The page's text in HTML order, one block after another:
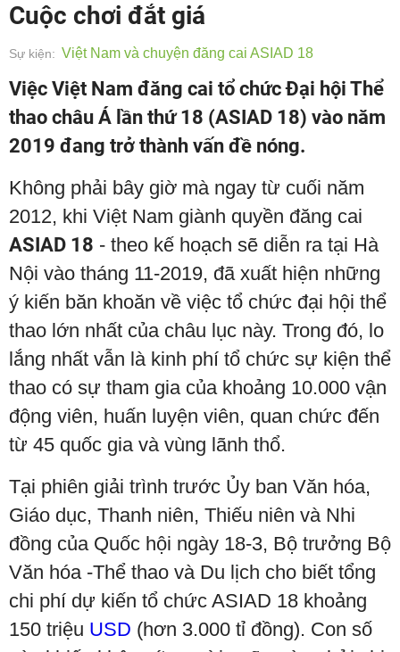
Cuộc chơi đắt giá
Sự kiện: Việt Nam và chuyện đăng cai ASIAD 18
Việc Việt Nam đăng cai tổ chức Đại hội Thể
thao châu Á lần thứ 18 (ASIAD 18) vào năm
2019 đang trở thành vấn đề nóng.
Không phải bây giờ mà ngay từ cuối năm
2012, khi Việt Nam giành quyền đăng cai
ASIAD 18 - theo kế hoạch sẽ diễn ra tại Hà
Nội vào tháng 11-2019, đã xuất hiện những
ý kiến băn khoăn về việc tổ chức đại hội thể
thao lớn nhất của châu lục này. Trong đó, lo
lắng nhất vẫn là kinh phí tổ chức sự kiện thể
thao có sự tham gia của khoảng 10.000 vận
động viên, huấn luyện viên, quan chức đến
từ 45 quốc gia và vùng lãnh thổ.
Tại phiên giải trình trước Ủy ban Văn hóa,
Giáo dục, Thanh niên, Thiếu niên và Nhi
đồng của Quốc hội ngày 18-3, Bộ trưởng Bộ
Văn hóa -Thể thao và Du lịch cho biết tổng
chi phí dự kiến tổ chức ASIAD 18 khoảng
150 triệu USD (hơn 3.000 tỉ đồng). Con số